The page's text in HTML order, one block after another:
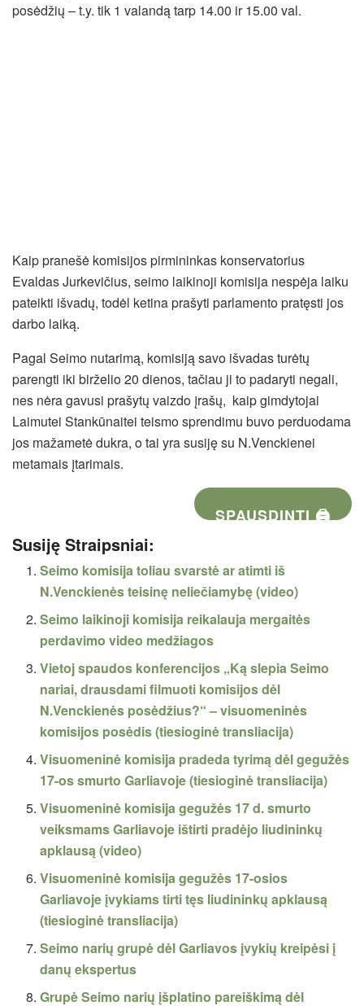
posėdžių – t.y. tik 1 valandą tarp 14.00 ir 15.00 val.
Kaip pranešė komisijos pirmininkas konservatorius
Evaldas Jurkevičius, seimo laikinoji komisija nespėja laiku
pateikti išvadų, todėl ketina prašyti parlamento pratęsti jos
darbo laiką.
Pagal Seimo nutarimą, komisiją savo išvadas turėtų
parengti iki birželio 20 dienos, tačiau ji to padaryti negali,
nes nėra gavusi prašytų vaizdo įrašų, kaip gimdytojai
Laimutei Stankūnaitei teismo sprendimu buvo perduodama
jos mažametė dukra, o tai yra susiję su N.Venckienei
metamais įtarimais.
SPAUSDINTI 🖨
Susiję Straipsniai:
Seimo komisija toliau svarstė ar atimti iš
N.Venckienės teisinę neliečiamybę (video)
Seimo laikinoji komisija reikalauja mergaitės
perdavimo video medžiagos
Vietoj spaudos konferencijos „Ką slepia Seimo
nariai, drausdami filmuoti komisijos dėl
N.Venckienės posėdžius?“ – visuomeninės
komisijos posėdis (tiesioginė transliacija)
Visuomeninė komisija pradeda tyrimą dėl gegužės
17-os smurto Garliavoje (tiesioginė transliacija)
Visuomeninė komisija gegužės 17 d. smurto
veiksmams Garliavoje ištirti pradėjo liudininkų
apklausą (video)
Visuomeninė komisija gegužės 17-osios
Garliavoje įvykiams tirti tęs liudininkų apklausą
(tiesioginė transliacija)
Seimo narių grupė dėl Garliavos įvykių kreipėsi į
danų ekspertus
Grupė Seimo narių įšplatino pareiškimą dėl